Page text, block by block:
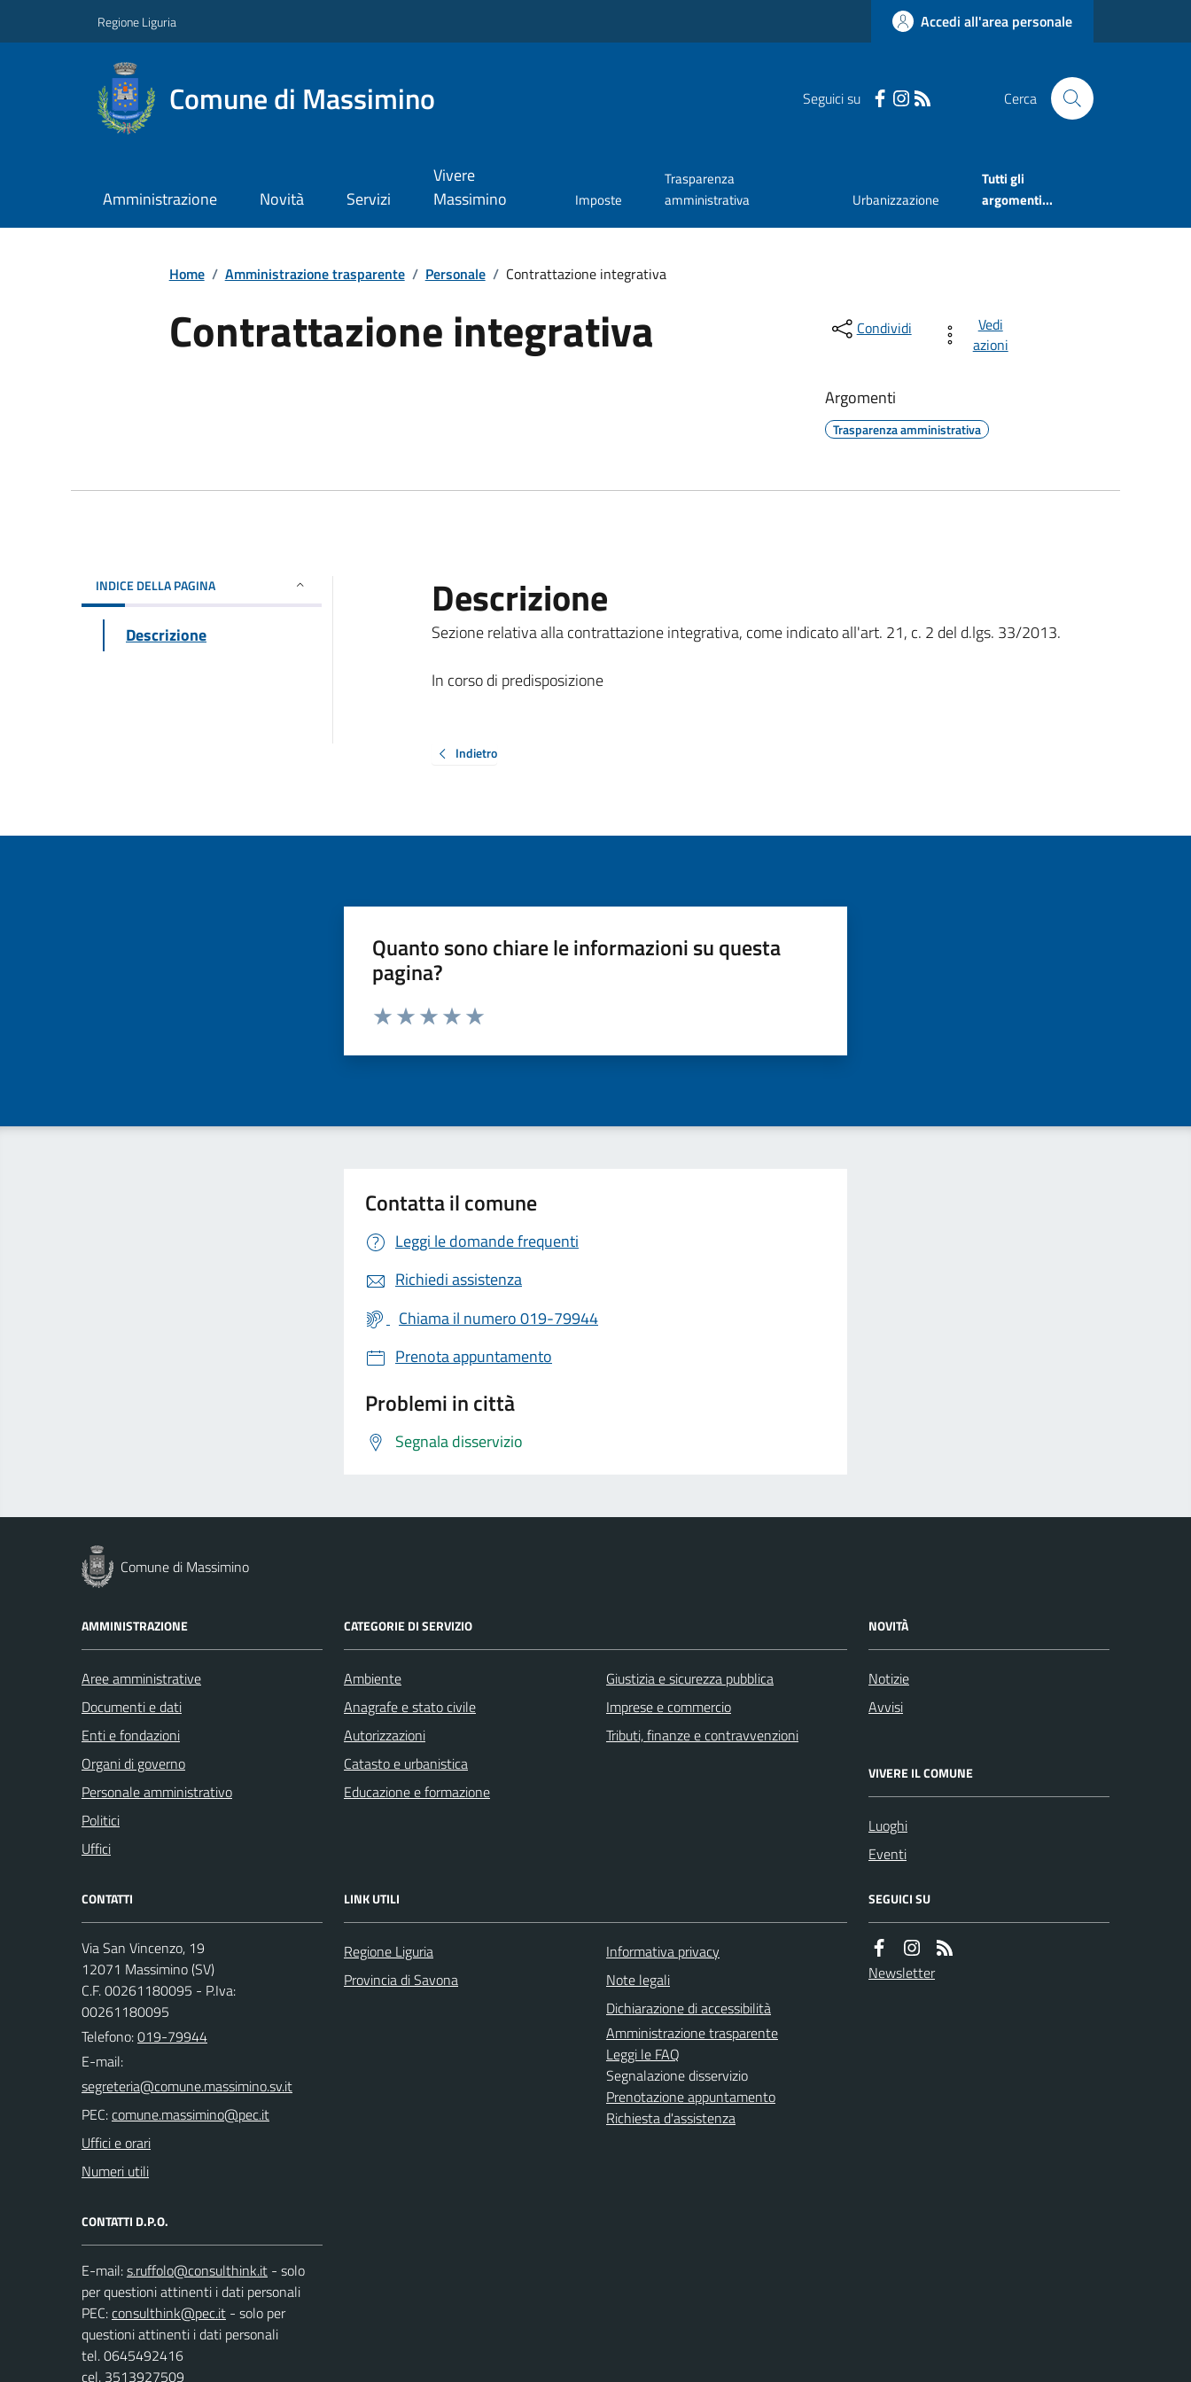
Regione Liguria Accedi all'area personale
Comune di Massimino Seguici su Cerca
Amministrazione Novità Servizi
Vivere
Massimino
Imposte
Trasparenza
amministrativa
Urbanizzazione
Tutti gli
argomenti...
Home / Amministrazione trasparente / Personale / Contrattazione integrativa
Contrattazione integrativa Condividi
Vedi
azioni
Argomenti
Trasparenza amministrativa
INDICE DELLA PAGINA
Descrizione
Descrizione
Sezione relativa alla contrattazione integrativa, come indicato all'art. 21, c. 2 del d.lgs. 33/2013.
In corso di predisposizione
Indietro
Quanto sono chiare le informazioni su questa
pagina?
Valuta da 1 a 5 stelle la pagina
Contatta il comune
Leggi le domande frequenti
Richiedi assistenza
Chiama il numero 019-79944
Prenota appuntamento
Problemi in città
Segnala disservizio
Comune di Massimino
AMMINISTRAZIONE
Aree amministrative
Documenti e dati
Enti e fondazioni
Organi di governo
Personale amministrativo
Politici
Uffici
CATEGORIE DI SERVIZIO
Ambiente
Anagrafe e stato civile
Autorizzazioni
Catasto e urbanistica
Educazione e formazione
Giustizia e sicurezza pubblica
Imprese e commercio
Tributi, finanze e contravvenzioni
NOVITÀ
Notizie
Avvisi
VIVERE IL COMUNE
Luoghi
Eventi
CONTATTI
Via San Vincenzo, 19
12071 Massimino (SV)
C.F. 00261180095 - P.Iva:
00261180095
Telefono:019-79944
E-mail:
PEC:
Uffici e orari
Numeri utili
CONTATTI D.P.O.
E-mail:
- solo
per questioni attinenti i dati personali
PEC:
- solo per
questioni attinenti i dati personali
tel. 0645492416
cel. 3513927509
LINK UTILI
Regione Liguria
Provincia di Savona
Informativa privacy
Note legali
Dichiarazione di accessibilità
Amministrazione trasparente
Leggi le FAQ
Segnalazione disservizio
Prenotazione appuntamento
Richiesta d'assistenza
SEGUICI SU
Newsletter